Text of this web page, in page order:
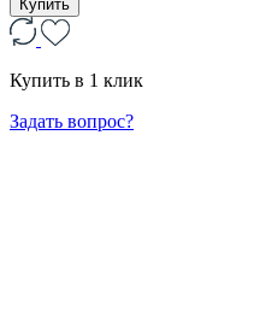
Купить
Купить в 1 клик
Задать вопрос?